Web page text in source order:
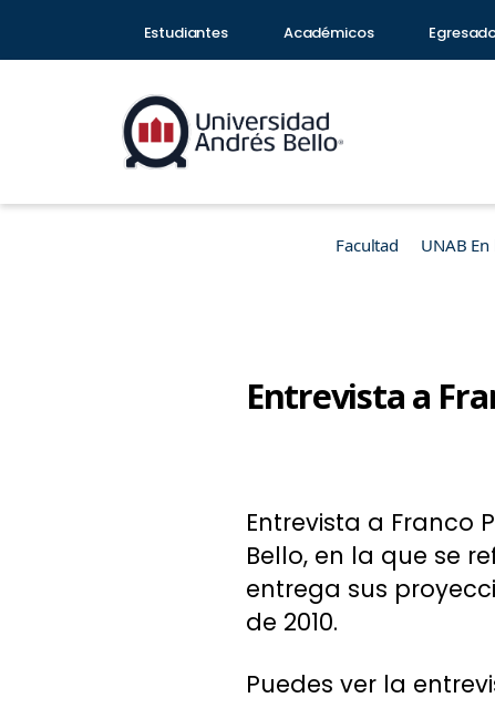
Estudiantes Académicos
Facultad UNAB
Entrevista a
Entrevista a Franco
Bello, en la que se
entrega sus
de 2010.
Puedes ver la